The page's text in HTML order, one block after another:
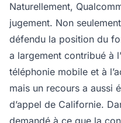
Naturellement,
jugement. Non
défendu la position du
a largement contribué à
téléphonie mobile et à
mais un recours a aussi
d’appel de Californie.
demandé à ce que la